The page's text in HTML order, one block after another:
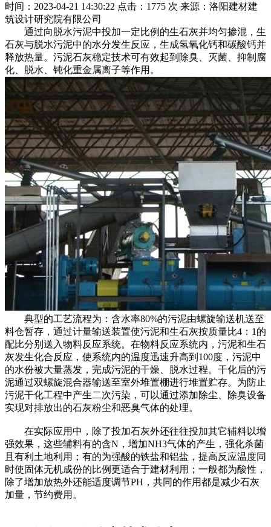
时间：2023-04-21 14:30:22 点击：1775 次 来源：洛阳建材建
筑设计研究院有限公司
通过向脱水污泥中投加一定比例的生石灰并均匀掺混，生
石灰与脱水污泥中的水分发生反应，生成氢氧化钙和碳酸钙并
释放热量。污泥石灰稳定技术可有效起到除臭、灭菌、抑制腐
化、脱水、钝化重金属离子等作用。
典型的工艺流程为：含水率80%的污泥由螺旋输送机送至
料仓暂存，通过计量输送装置使污泥和生石灰按质量比4：1的
配比分别送入物料反应系统。在物料反应系统内，污泥和生石
灰发生化合反应，使系统内的温度迅速升高到100度，污泥中
的水份被大量蒸发，完成污泥的干燥、脱水过程。干化后的污
泥通过双螺旋混合器输送至室外堆置棚进行堆置贮存。为防止
污泥干化工程中产生二次污染，可以通过添加除尘、除臭设备
实现对排放出的石灰粉尘和恶臭气体的处理。
在实际应用中，除了投加石灰外还往往投加其它辅料以增
强效果，这些辅料有的含N，增加NH3气体的产生，强化杀菌
且有利土地利用；有的为强酸的铁盐和铝盐，提高反应温度同
时使固体无机成份的比例更适合于建材利用；一般都为酸性，
除了增加放热外还能适度调节PH，共同的作用都是减少石灰
加量，节约费用。